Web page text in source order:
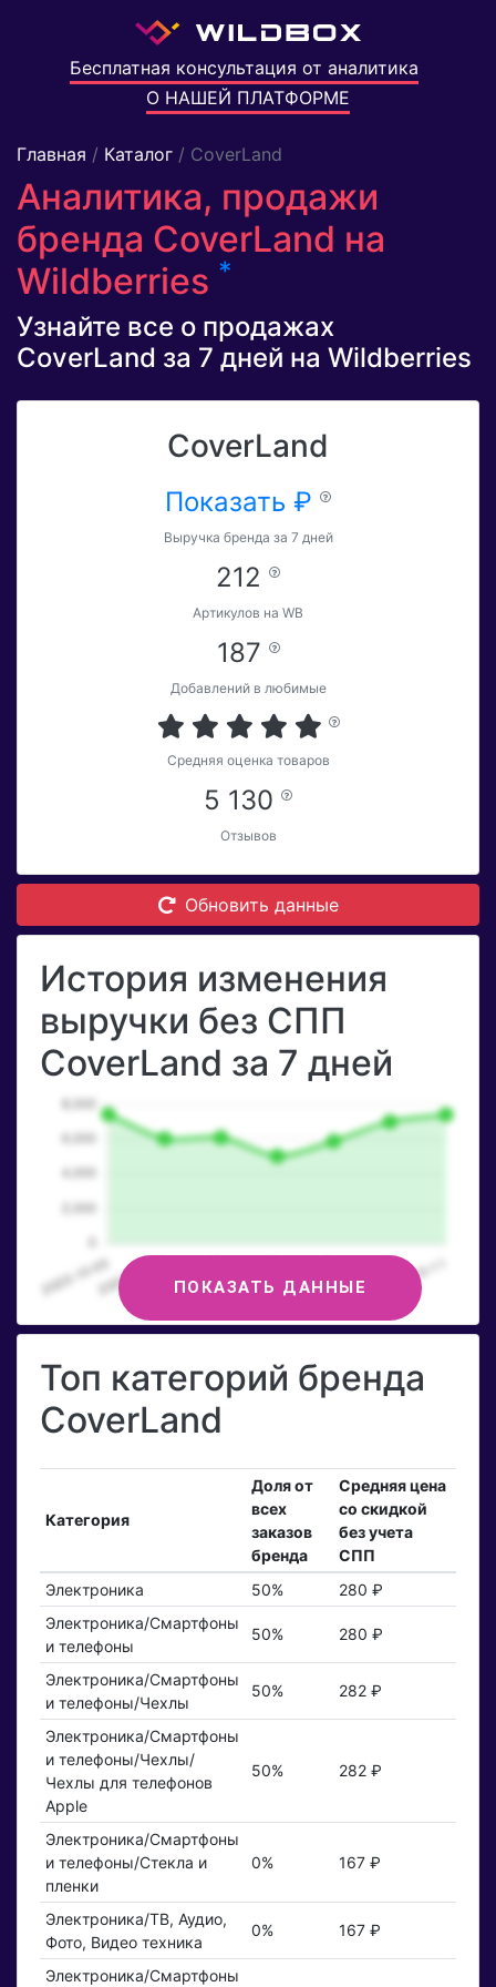
Бесплатная консультация от аналитика
О НАШЕЙ ПЛАТФОРМЕ
Главная / Каталог / CoverLand
Аналитика, продажи
бренда CoverLand на
Wildberries *
Узнайте все о продажах
CoverLand за 7 дней на Wildberries
CoverLand
Показать ₽
Выручка бренда за 7 дней
212
Артикулов на WB
187
Добавлений в любимые
Средняя оценка товаров
5 130
Отзывов
Обновить данные
История изменения
выручки без СПП
CoverLand за 7 дней
ПОКАЗАТЬ ДАННЫЕ
Топ категорий бренда
CoverLand
Категория
Доля от
всех
заказов
бренда
Средняя цена
со скидкой
без учета
СПП
Электроника
50%
280 ₽
Электроника/Смартфоны
и телефоны
50% 280 ₽
Электроника/Смартфоны
и телефоны/Чехлы
50% 282 ₽
Электроника/Смартфоны
и телефоны/Чехлы/
Чехлы для телефонов
Apple
50% 282 ₽
Электроника/Смартфоны
и телефоны/Стекла и
пленки
0% 167 ₽
Электроника/ТВ, Аудио,
Фото, Видео техника
0% 167 ₽
Электроника/Смартфоны